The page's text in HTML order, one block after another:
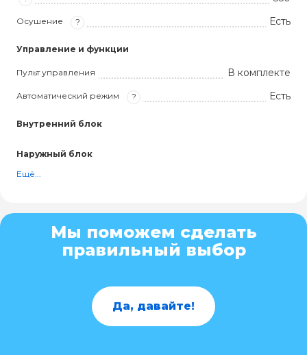
Осушение ? Есть
Управление и функции
Пульт управления В комплекте
Автоматический режим ? Есть
Внутренний блок
Наружный блок
Ещё...
Мы поможем сделать
правильный выбор
Да, давайте!